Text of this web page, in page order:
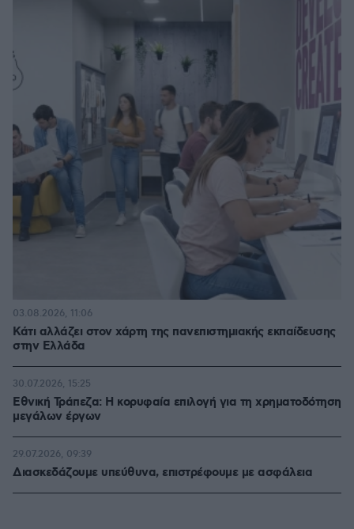
Κάτι αλλάζει στον χάρτη της πανεπιστημιακής εκπαίδευσης
στην Ελλάδα
03.08.2026, 11:06
Εθνική Τράπεζα: Η κορυφαία επιλογή για τη χρηματοδότηση
μεγάλων έργων
30.07.2026, 15:25
Διασκεδάζουμε υπεύθυνα, επιστρέφουμε με ασφάλεια
29.07.2026, 09:39